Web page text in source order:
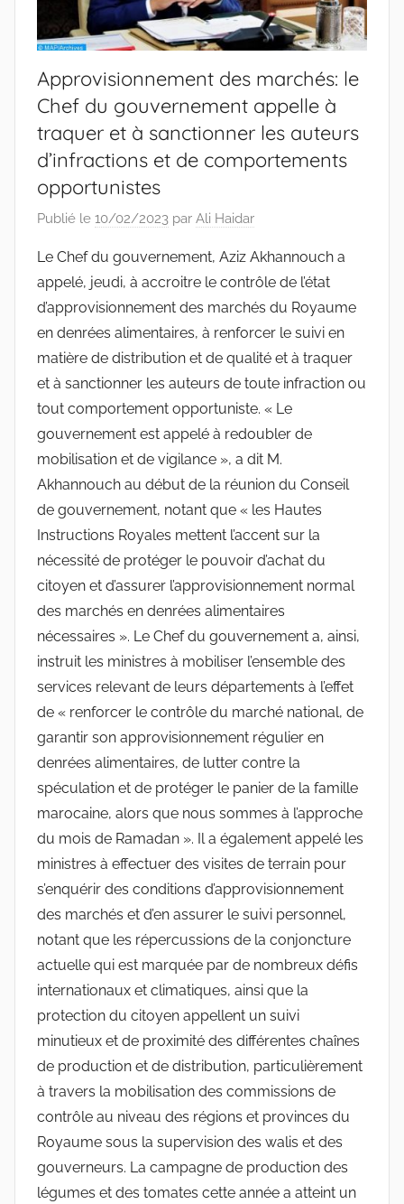
Approvisionnement des marchés: le
Chef du gouvernement appelle à
traquer et à sanctionner les auteurs
d’infractions et de comportements
opportunistes
Publié le 10/02/2023 par Ali Haidar
Le Chef du gouvernement, Aziz Akhannouch a
appelé, jeudi, à accroitre le contrôle de l’état
d’approvisionnement des marchés du Royaume
en denrées alimentaires, à renforcer le suivi en
matière de distribution et de qualité et à traquer
et à sanctionner les auteurs de toute infraction ou
tout comportement opportuniste. « Le
gouvernement est appelé à redoubler de
mobilisation et de vigilance », a dit M.
Akhannouch au début de la réunion du Conseil
de gouvernement, notant que « les Hautes
Instructions Royales mettent l’accent sur la
nécessité de protéger le pouvoir d’achat du
citoyen et d’assurer l’approvisionnement normal
des marchés en denrées alimentaires
nécessaires ». Le Chef du gouvernement a, ainsi,
instruit les ministres à mobiliser l’ensemble des
services relevant de leurs départements à l’effet
de « renforcer le contrôle du marché national, de
garantir son approvisionnement régulier en
denrées alimentaires, de lutter contre la
spéculation et de protéger le panier de la famille
marocaine, alors que nous sommes à l’approche
du mois de Ramadan ». Il a également appelé les
ministres à effectuer des visites de terrain pour
s’enquérir des conditions d’approvisionnement
des marchés et d’en assurer le suivi personnel,
notant que les répercussions de la conjoncture
actuelle qui est marquée par de nombreux défis
internationaux et climatiques, ainsi que la
protection du citoyen appellent un suivi
minutieux et de proximité des différentes chaînes
de production et de distribution, particulièrement
à travers la mobilisation des commissions de
contrôle au niveau des régions et provinces du
Royaume sous la supervision des walis et des
gouverneurs. La campagne de production des
légumes et des tomates cette année a atteint un